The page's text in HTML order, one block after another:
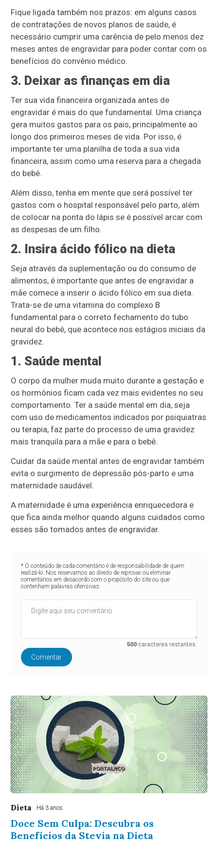
Fique ligada também nos prazos: em alguns casos
de contratações de novos planos de saúde, é
necessário cumprir uma carência de pelo menos dez
meses antes de engravidar para poder contar com os
benefícios do convênio médico.
3. Deixar as finanças em dia
Ter sua vida financeira organizada antes de
engravidar é mais do que fundamental. Uma criança
gera muitos gastos para os pais, principalmente ao
longo dos primeiros meses de vida. Por isso, é
importante ter uma planilha de toda a sua vida
financeira, assim como uma reserva para a chegada
do bebê.
Além disso, tenha em mente que será possível ter
gastos com o hospital responsável pelo parto, além
de colocar na ponta do lápis se é possível arcar com
as despesas de um filho.
2. Insira ácido fólico na dieta
Seja através da suplementação ou do consumo de
alimentos, é importante que antes de engravidar a
mãe comece a inserir o ácido fólico em sua dieta.
Trata-se de uma vitamina do complexo B
fundamental para o correto fechamento do tubo
neural do bebê, que acontece nos estágios iniciais da
gravidez.
1. Saúde mental
O corpo da mulher muda muito durante a gestação e
os hormônios ficam cada vez mais evidentes no seu
comportamento. Ter a saúde mental em dia, seja
com uso de medicamentos indicados por psiquiatras
ou terapia, faz parte do processo de uma gravidez
mais tranquila para a mãe e para o bebê.
Cuidar da saúde mental antes de engravidar também
evita o surgimento de depressão pós-parto e uma
maternidade saudável.
A maternidade é uma experiência enriquecedora e
que fica ainda melhor quando alguns cuidados como
esses são tomados antes de engravidar.
* O conteúdo de cada comentário é de responsabilidade de quem
realizá-lo. Nos reservamos ao direito de reprovar ou eliminar
comentários em desacordo com o propósito do site ou que
contenham palavras ofensivas.
500 caracteres restantes.
Comentar
Dieta Há 3 anos
Doce Sem Culpa: Descubra os
Benefícios da Stevia na Dieta